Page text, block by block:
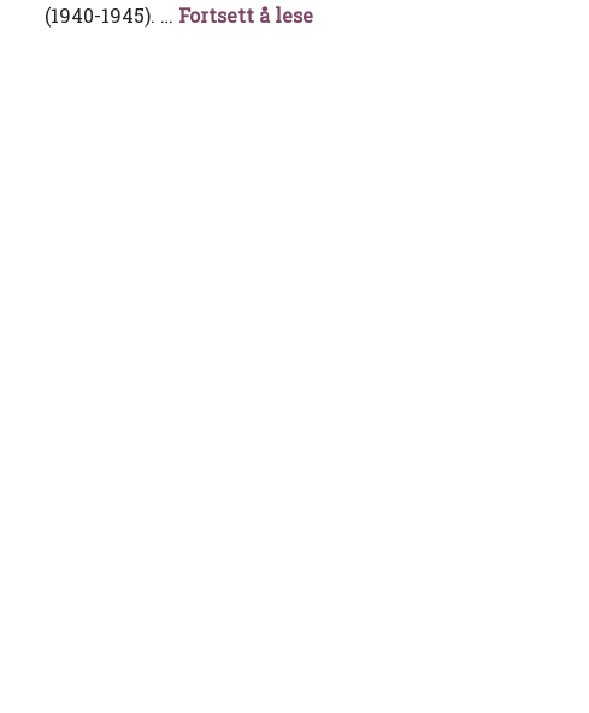
(1940-1945). … Fortsett å leseSjøfolk på busstur i et